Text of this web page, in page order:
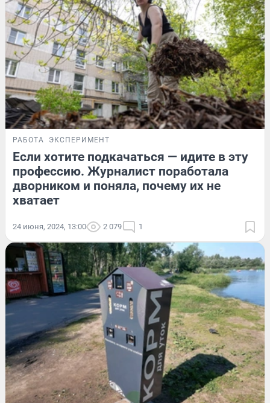
РАБОТА ЭКСПЕРИМЕНТ
Если хотите подкачаться — идите в эту
профессию. Журналист поработала
дворником и поняла, почему их не
хватает
24 июня, 2024, 13:00 2 079 1